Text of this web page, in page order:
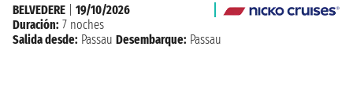
BELVEDERE
19/10/2026
Duración: 7 noches
Salida desde: Passau Desembarque: Passau